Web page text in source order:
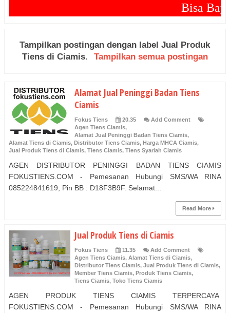
Bisa Bayar
Tampilkan postingan dengan labelJual Produk
Tiens di Ciamis. Tampilkan semua postingan
Alamat Jual Peninggi Badan Tiens
Ciamis
Fokus Tiens 20.35
Add Comment
Agen Tiens Ciamis,
Alamat Jual Peninggi Badan Tiens Ciamis,
Alamat Tiens di Ciamis, Distributor Tiens Ciamis, Harga MHCA Ciamis,
Jual Produk Tiens di Ciamis, Tiens Ciamis, Tiens Syariah Ciamis
AGEN DISTRIBUTOR PENINGGI BADAN TIENS CIAMIS
FOKUSTIENS.COM - Pemesanan Hubungi SMS/WA RINA
085224841619, Pin BB : D18F3B9F. Selamat...
Read More
Jual Produk Tiens di Ciamis
Fokus Tiens 11.35
Add Comment
Agen Tiens Ciamis, Alamat Tiens di Ciamis,
Distributor Tiens Ciamis, Jual Produk Tiens di Ciamis,
Member Tiens Ciamis, Produk Tiens Ciamis,
Tiens Ciamis, Toko Tiens Ciamis
AGEN PRODUK TIENS CIAMIS TERPERCAYA
FOKUSTIENS.COM - Pemesanan Hubungi SMS/WA RINA